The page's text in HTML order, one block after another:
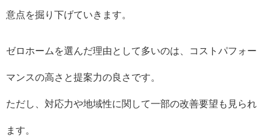
意点を掘り下げていきます。
ゼロホームを選んだ理由として多いのは、コストパフォー
マンスの高さと提案力の良さです。
ただし、対応力や地域性に関して一部の改善要望も見られ
ます。